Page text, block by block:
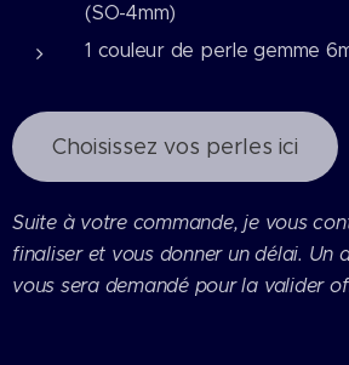
(SO-4mm)
1 couleur de perle gemme
Choisissez vos perles ici
Suite à votre commande, je vous
finaliser et vous donner un délai. Un
vous sera demandé pour la valider